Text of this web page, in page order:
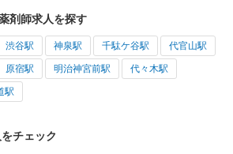
剤師求人を探す
渋谷駅 神泉駅 千駄ケ谷駅 代官山駅
原宿駅 明治神宮前駅 代々木駅
駅
チェック